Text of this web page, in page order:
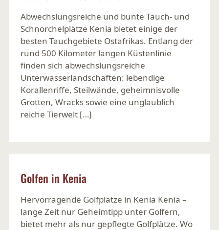
Abwechslungsreiche und bunte Tauch- und
Schnorchelplätze Kenia bietet einige der
besten Tauchgebiete Ostafrikas. Entlang der
rund 500 Kilometer langen Küstenlinie
finden sich abwechslungsreiche
Unterwasserlandschaften: lebendige
Korallenriffe, Steilwände, geheimnisvolle
Grotten, Wracks sowie eine unglaublich
reiche Tierwelt […]
Golfen in Kenia
Hervorragende Golfplätze in Kenia Kenia –
lange Zeit nur Geheimtipp unter Golfern,
bietet mehr als nur gepflegte Golfplätze. Wo